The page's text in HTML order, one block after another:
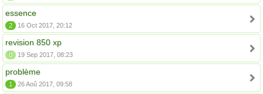
essence
2 16 Oct 2017, 20:12
revision 850 xp
0 19 Sep 2017, 08:23
problème
1 26 Aoû 2017, 09:58